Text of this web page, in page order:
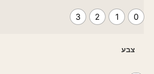
0
1
2
3
צבע